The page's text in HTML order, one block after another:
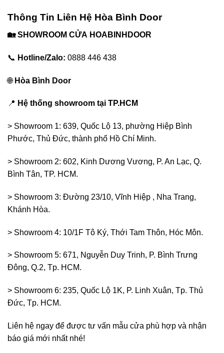
Thông Tin Liên Hệ Hòa Bình Door
🏡 SHOWROOM CỬA HOABINHDOOR
📞 Hotline/Zalo: 0888 446 438
🌐 Hòa Bình Door
📍 Hệ thống showroom tại TP.HCM
> Showroom 1: 639, Quốc Lộ 13, phường Hiệp Bình
Phước, Thủ Đức, thành phố Hồ Chí Minh.
> Showroom 2: 602, Kinh Dương Vương, P. An Lạc, Q.
Bình Tân, TP. HCM.
> Showroom 3: Đường 23/10, Vĩnh Hiệp , Nha Trang,
Khánh Hòa.
> Showroom 4: 10/1F Tô Ký, Thới Tam Thôn, Hóc Môn.
> Showroom 5: 671, Nguyễn Duy Trinh, P. Bình Trưng
Đông, Q.2, Tp. HCM.
> Showroom 6: 235, Quốc Lộ 1K, P. Linh Xuân, Tp. Thủ
Đức, Tp. HCM.
Liên hệ ngay để được tư vấn mẫu cửa phù hợp và nhận
báo giá mới nhất nhé!